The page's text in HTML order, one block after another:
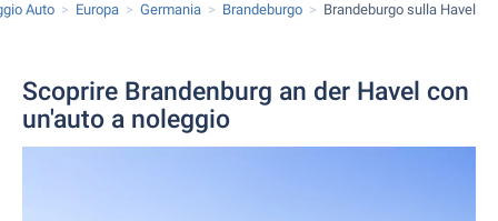
Auto Europa Germania Brandeburgo Brandeburgo sulla Havel
Scoprire Brandenburg an der Havel con
un'auto a noleggio